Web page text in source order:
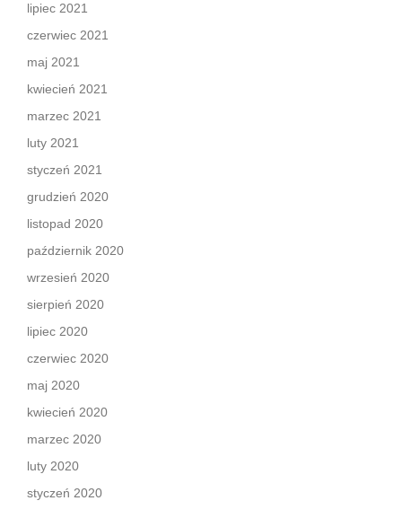
lipiec 2021
czerwiec 2021
maj 2021
kwiecień 2021
marzec 2021
luty 2021
styczeń 2021
grudzień 2020
listopad 2020
październik 2020
wrzesień 2020
sierpień 2020
lipiec 2020
czerwiec 2020
maj 2020
kwiecień 2020
marzec 2020
luty 2020
styczeń 2020